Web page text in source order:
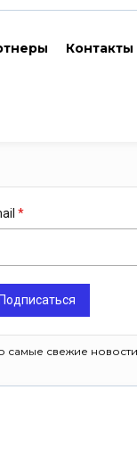
Контакты
Подписаться
самые свежие